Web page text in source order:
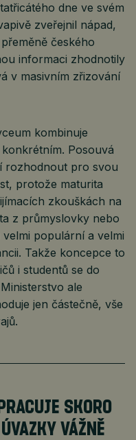
dne ve svém
zveřejnil nápad,
českého
informaci zhodnotily
v masivním zřizování
kombinuje
Posouvá
rozhodnout pro svou
protože maturita
zkouškách na
z průmyslovky nebo
populární a velmi
Takže koncepce to
i studentů se do
ale
jen částečně, vše
SKORO
VÁŽNĚ